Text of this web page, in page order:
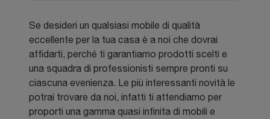
Se desideri un qualsiasi mobile di qualità
eccellente per la tua casa è a noi che dovrai
affidarti, perché ti garantiamo prodotti scelti e
una squadra di professionisti sempre pronti su
ciascuna evenienza. Le più interessanti novità le
potrai trovare da noi, infatti ti attendiamo per
proporti una gamma quasi infinita di mobili e